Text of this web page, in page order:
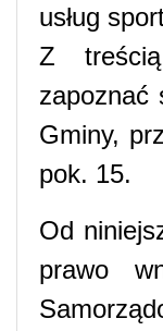
usług
Z
zapoznać
Gminy,
pok. 15.
Od
prawo